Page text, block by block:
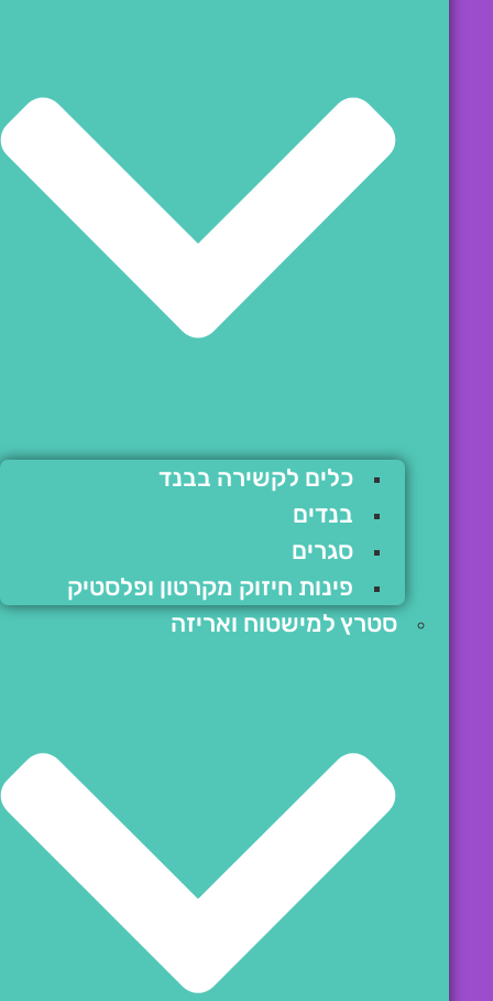
כלים לקשירה בבנד
בנדים
סגרים
פינות חיזוק מקרטון ופלסטיק
סטרץ למישטוח ואריזה